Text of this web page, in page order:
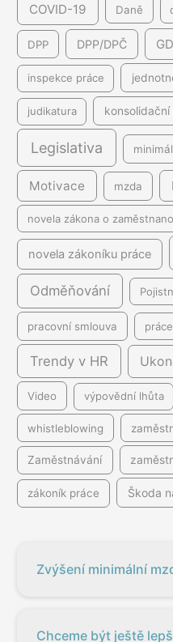
COVID-19 Daně
DPP DPP/DPČ
inspekce práce
judikatura konsolidační
Legislativa
Motivace mzda
novela zákona o
novela zákoníku práce
Odměňování
pracovní smlouva
Trendy v HR
Video výpovědní lhůta
whistleblowing
Zaměstnávání
zákoník práce Škoda
Zvýšení minimální
Chceme být ještě